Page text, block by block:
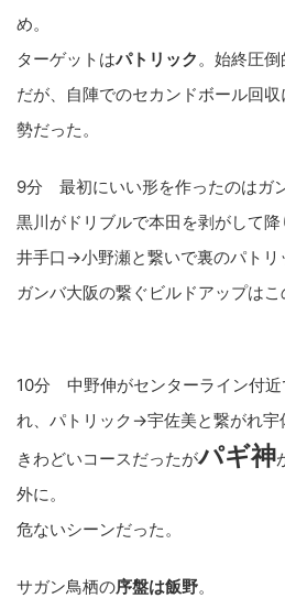
め。
ターゲットはパトリック 。始終圧倒
だが、自陣でのセカンドボール回
勢だった。
9分 最初にいい形を作ったのはガン
黒川がドリブルで本田を剥がして
井手口→小野瀬と繋いで裏のパトリ
ガンバ大阪の繋ぐビルドアップはこ
10分 中野伸がセンターライン付近
れ、パトリック→宇佐美と繋がれ宇
きわどいコースだったがパギ神
外に。
危ないシーンだった。
サガン鳥栖の序盤は飯野。